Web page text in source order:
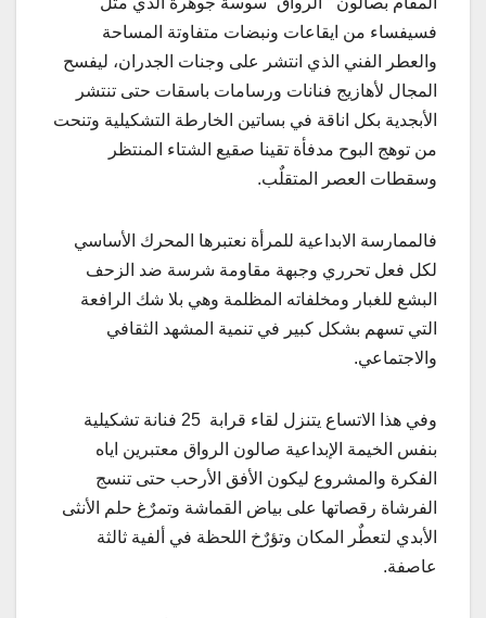
فسيفساء من ايقاعات ونبضات متفاوتة المساحة
والعطر الفني الذي انتشر على وجنات الجدران، ليفسح
المجال لأهازيج فنانات ورسامات باسقات حتى تنتشر
الأبجدية بكل اناقة في بساتين الخارطة التشكيلية وتنحت
من توهج البوح مدفأة تقينا صقيع الشتاء المنتظر
وسقطات العصر المتقلٌب.
فالممارسة الابداعية للمرأة نعتبرها المحرك الأساسي
لكل فعل تحرري وجبهة مقاومة شرسة ضد الزحف
البشع للغبار ومخلفاته المظلمة وهي بلا شك الرافعة
التي تسهم بشكل كبير في تنمية المشهد الثقافي
والاجتماعي.
وفي هذا الاتساع يتنزل لقاء قرابة 25 فنانة تشكيلية
بنفس الخيمة الإبداعية صالون الرواق معتبرين اياه
الفكرة والمشروع ليكون الأفق الأرحب حتى تنسج
الفرشاة رقصاتها على بياض القماشة وتمرٌغ حلم الأنثى
الأبدي لتعطٌر المكان وتؤرٌخ اللحظة في ألفية ثالثة
عاصفة.